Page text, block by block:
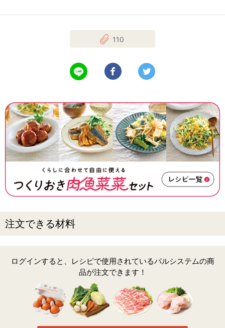
110
LINEで送る Facebookでシェアする
注文できる材料
ログインすると、レシピで使用されているパルシステムの商
品が注文できます！